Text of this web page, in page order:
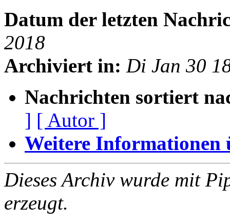
Datum der letzten
2018
Archiviert in: Di Jan 30
Nachrichten sortiert
] [ Autor ]
Weitere Informationen
Dieses Archiv wurde mit
erzeugt.